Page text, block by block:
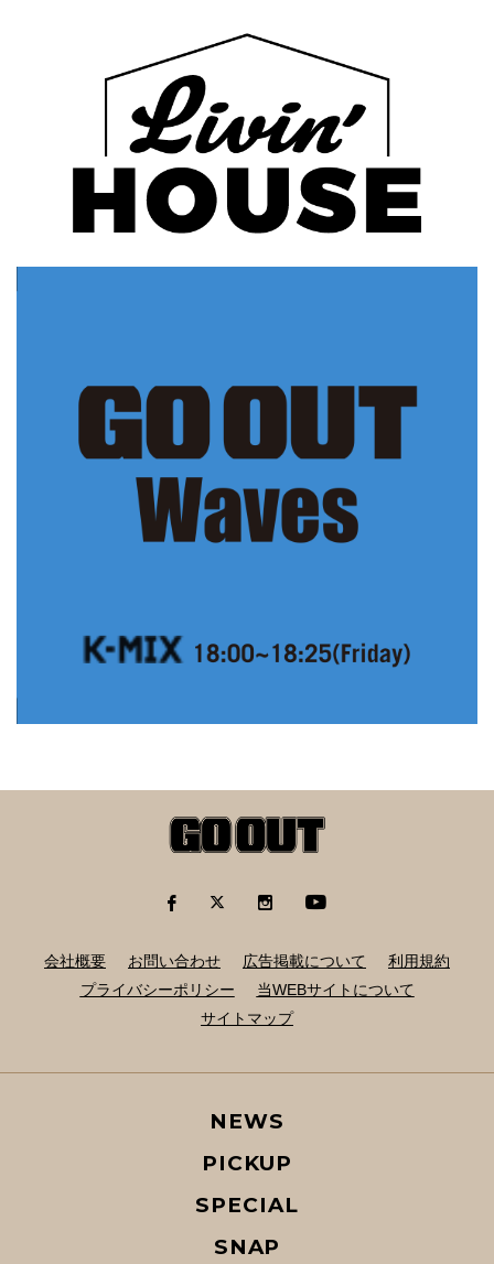
会社概要 お問い合わせ 広告掲載について
利用規約
プライバシーポリシー
当WEBサイトについて
サイトマップ
NEWS
PICKUP
SPECIAL
SNAP